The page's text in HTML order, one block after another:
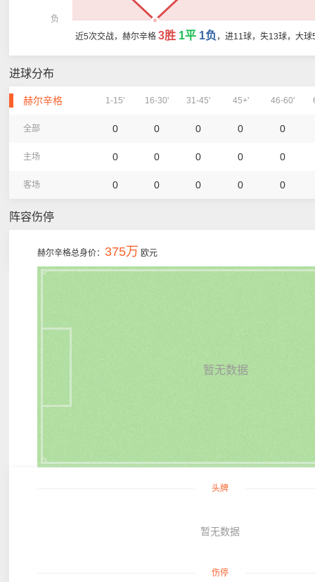
负
近5次交战，赫尔辛格 3胜 1平 1负 ，进11球，失13球，大
进球分布
赫尔辛格 1-15' 16-30' 31-45' 45+' 46-60'
全部 0 0 0 0 0
主场 0 0 0 0 0
客场 0 0 0 0 0
阵容伤停
赫尔辛格总身价： 375万 欧元
暂无数据
头牌
暂无数据
伤停